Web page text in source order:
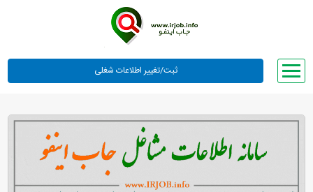
وبلاگ
معرفی ما